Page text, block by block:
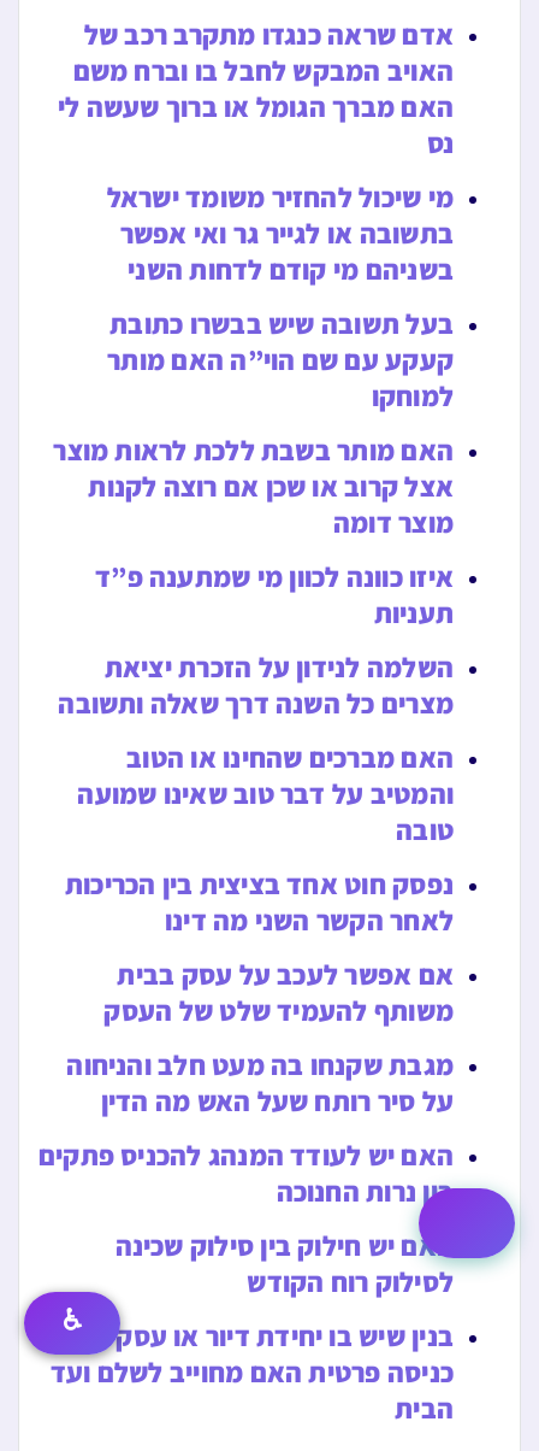
אדם שראה כנגדו מתקרב רכב של
האויב המבקש לחבל בו וברח משם
האם מברך הגומל או ברוך שעשה לי
נס
מי שיכול להחזיר משומד ישראל
בתשובה או לגייר גר ואי אפשר
בשניהם מי קודם לדחות השני
בעל תשובה שיש בבשרו כתובת
קעקע עם שם הוי”ה האם מותר
למוחקו
האם מותר בשבת ללכת לראות מוצר
אצל קרוב או שכן אם רוצה לקנות
מוצר דומה
איזו כוונה לכוון מי שמתענה פ”ד
תעניות
השלמה לנידון על הזכרת יציאת
מצרים כל השנה דרך שאלה ותשובה
האם מברכים שהחינו או הטוב
והמטיב על דבר טוב שאינו שמועה
טובה
נפסק חוט אחד בציצית בין הכריכות
לאחר הקשר השני מה דינו
אם אפשר לעכב על עסק בבית
משותף להעמיד שלט של העסק
מגבת שקנחו בה מעט חלב והניחוה
על סיר רותח שעל האש מה הדין
האם יש לעודד המנהג להכניס פתקים
בין נרות החנוכה
האם יש חילוק בין סילוק שכינה
לסילוק רוח הקודש
בנין שיש בו יחידת דיור או עסק עם
כניסה פרטית האם מחוייב לשלם ועד
הבית
♿